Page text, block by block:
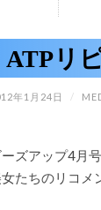
ATPリ
年1月24日 /
ーズアップ4月号
女たちのリコ